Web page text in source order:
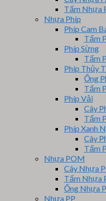
Tấm Nhựa
Nhựa Phíp
Phíp Cam
Tấm
Phíp Sừng
Tấm
Phíp Thủy
Ống
Tấm
Phíp Vải
Cây
Tấm
Phíp Xanh
Cây
Tấm
Nhựa POM
Cây Nhựa
Tấm Nhựa
Ống Nhựa
Nhựa PP